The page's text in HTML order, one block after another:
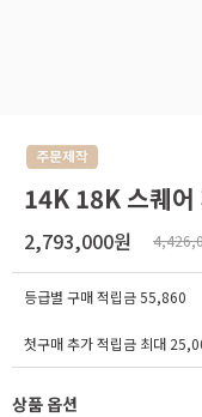
14K 18K 스퀘어
2,793,000원
등급별 구매 적립금55,860
첫구매 추가 적립금 최대
상품 옵션